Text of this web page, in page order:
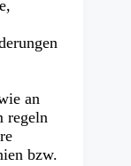
an
regeln
bzw.